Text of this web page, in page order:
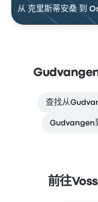
从 克里斯蒂安桑 到
查找从
Gudvangen
前往